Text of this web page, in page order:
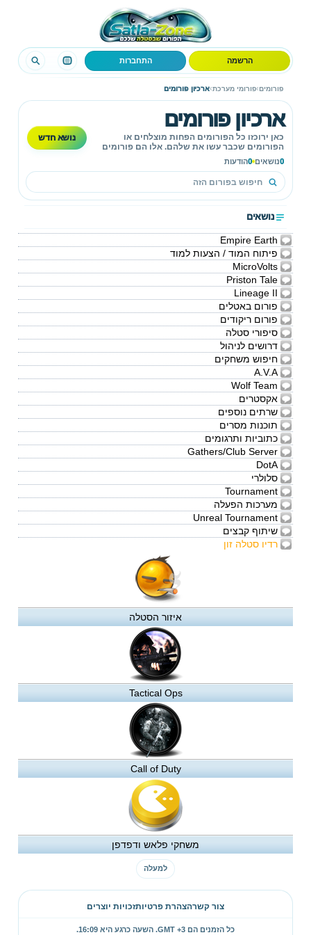
הרשמה התחברות
פורומים›פורומי מערכת›ארכיון פורומים
ארכיון פורומים
כאן ירוכזו כל הפורומים הפחות מוצלחים או
הפורומים שכבר עשו את שלהם. אלו הם פורומים
לקריאה בלבד ולא ניתן לפרסם בהם הודעות.
0נושאים 0הודעות
נושא חדש
נושאים
Empire Earth
פיתוח המוד / הצעות למוד
MicroVolts
Priston Tale
Lineage II
פורום באטלים
פורום ריקודים
סיפורי סטלה
דרושים לניהול
חיפוש משחקים
A.V.A
Wolf Team
אקסטרים
שרתים נוספים
תוכנות מסרים
כתוביות ותרגומים
Gathers/Club Server
DotA
סלולרי
Tournament
מערכות הפעלה
Unreal Tournament
שיתוף קבצים
רדיו סטלה זון
איזור הסטלה
Tactical Ops
Call of Duty
משחקי פלאש ודפדפן
למעלה
צור קשרהצהרת פרטיותזכויות יוצרים
כל הזמנים הם GMT +3. השעה כרגע היא 16:09
.